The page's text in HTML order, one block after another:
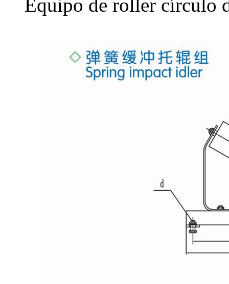
Equipo de roller círculo